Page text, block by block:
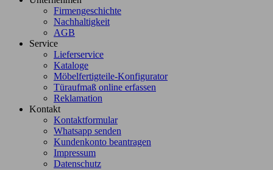
Firmengeschichte
Nachhaltigkeit
AGB
Service
Lieferservice
Kataloge
Möbelfertigteile-Konfigurator
Türaufmaß online erfassen
Reklamation
Kontakt
Kontaktformular
Whatsapp senden
Kundenkonto beantragen
Impressum
Datenschutz